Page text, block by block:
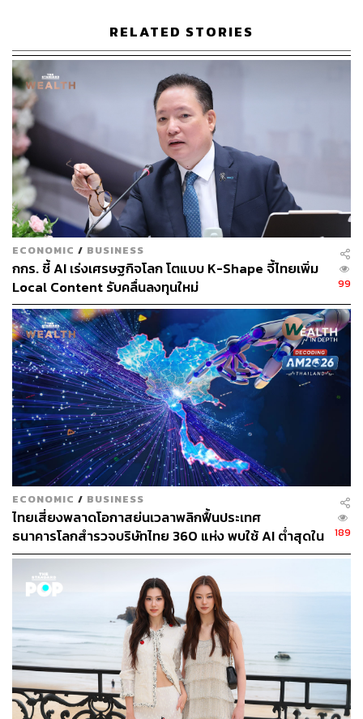
ความปลอดภัยของแรงงานไทย
ในส่วนของแรงงานไทย อิสราเอลให้ ‘ความสำคัญสูงสุด’ ต่อ
ความปลอดภัยและความเป็นอยู่ที่ดีของแรงงานชาวไทยที่
พำนักอยู่ในอิสราเอล โดยสนับสนุนและสร้างระบบต่างๆ เพื่อ
ให้แรงงานไทยมั่นใจและปลอดภัย มีการเปิดสายด่วนฉุกเฉิน
เป็นภาษาไทย ส่งข้อความแจ้งเตือนทันที และให้คำแนะนำ
ด้านความปลอดภัยเป็นภาษาไทยไปยังโทรศัพท์มือถือ
โดยตรง รวมถึงเผยแพร่วิดีโอแนะนำการปฏิบัติตนเมื่อได้ยิน
เสียงสัญญาณเตือนภัยและในสถานการณ์ฉุกเฉิน
ขณะที่หน่วยงานด้านประชากรและตรวจคนเข้าเมือง รวมถึง
กระทรวงแรงงานของอิสราเอล ได้ประสานงานอย่างใกล้ชิด
และต่อเนื่องกับสถานเอกอัครราชทูตไทยในอิสราเอล เพื่อให้
มีการแลกเปลี่ยนข้อมูลกันได้อย่างทันท่วงทีและเกิดความ
ร่วมมืออย่างเต็มที่ระหว่างหน่วยงานต่างๆ ที่เกี่ยวข้อง
อิสราเอลมุ่งมั่นดำเนินการทุกวิถีทางที่จะดูแลปกป้องให้
แรงงานชาวไทยปลอดภัย และถือว่าการคุ้มครองดังกล่าว
เป็นความรับผิดชอบที่มี ‘ลำดับความสำคัญสูงสุด’
แฟ้มภาพ:Ronen Zvulun / Reuters
TAGS: Iran Israel ตะวันออกกลาง
กลุ่มก่อการร้าย
ขีปนาวุธ
แรงงานไทย
Middle East
USA
ความปลอดภัย
188
RELATED STORIES
ECONOMIC / BUSINESS
กกร. ชี้ AI เร่งเศรษฐกิจโลก โตแบบ K-Shape จี้ไทยเพิ่ม
Local Content รับคลื่นลงทุนใหม่
99
ECONOMIC / BUSINESS
ไทยเสี่ยงพลาดโอกาสย่นเวลาพลิกฟื้นประเทศ
ธนาคารโลกสำรวจบริษัทไทย 360 แห่ง พบใช้ AI ต่ำสุดใน
กลุ่ม ตามหลังเคนยาและไนจีเรียเกือบ 4 เท่า
189